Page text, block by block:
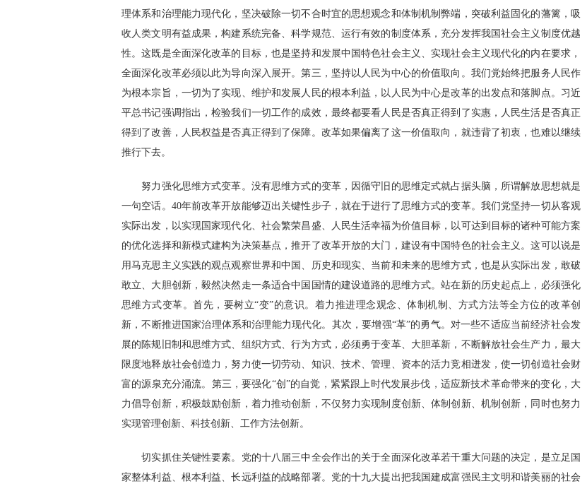
理体系和治理能力现代化，坚决破除一切不合时宜的思想观念和体制机制弊端，突破利益固化的藩篱，吸
收人类文明有益成果，构建系统完备、科学规范、运行有效的制度体系，充分发挥我国社会主义制度优越
性。这既是全面深化改革的目标，也是坚持和发展中国特色社会主义、实现社会主义现代化的内在要求，
全面深化改革必须以此为导向深入展开。第三，坚持以人民为中心的价值取向。我们党始终把服务人民作
为根本宗旨，一切为了实现、维护和发展人民的根本利益，以人民为中心是改革的出发点和落脚点。习近
平总书记强调指出，检验我们一切工作的成效，最终都要看人民是否真正得到了实惠，人民生活是否真正
得到了改善，人民权益是否真正得到了保障。改革如果偏离了这一价值取向，就违背了初衷，也难以继续
推行下去。
努力强化思维方式变革。没有思维方式的变革，因循守旧的思维定式就占据头脑，所谓解放思想就是
一句空话。40年前改革开放能够迈出关键性步子，就在于进行了思维方式的变革。我们党坚持一切从客观
实际出发，以实现国家现代化、社会繁荣昌盛、人民生活幸福为价值目标，以可达到目标的诸种可能方案
的优化选择和新模式建构为决策基点，推开了改革开放的大门，建设有中国特色的社会主义。这可以说是
用马克思主义实践的观点观察世界和中国、历史和现实、当前和未来的思维方式，也是从实际出发，敢破
敢立、大胆创新，毅然决然走一条适合中国国情的建设道路的思维方式。站在新的历史起点上，必须强化
思维方式变革。首先，要树立“变”的意识。着力推进理念观念、体制机制、方式方法等全方位的改革创
新，不断推进国家治理体系和治理能力现代化。其次，要增强“革”的勇气。对一些不适应当前经济社会发
展的陈规旧制和思维方式、组织方式、行为方式，必须勇于变革、大胆革新，不断解放社会生产力，最大
限度地释放社会创造力，努力使一切劳动、知识、技术、管理、资本的活力竞相迸发，使一切创造社会财
富的源泉充分涌流。第三，要强化“创”的自觉，紧紧跟上时代发展步伐，适应新技术革命带来的变化，大
力倡导创新，积极鼓励创新，着力推动创新，不仅努力实现制度创新、体制创新、机制创新，同时也努力
实现管理创新、科技创新、工作方法创新。
切实抓住关键性要素。党的十八届三中全会作出的关于全面深化改革若干重大问题的决定，是立足国
家整体利益、根本利益、长远利益的战略部署。党的十九大提出把我国建成富强民主文明和谐美丽的社会